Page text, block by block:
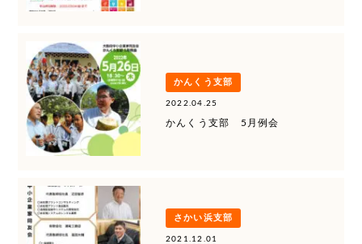
かんくう支部
2022.04.25
かんくう支部 5月例会
さかい浜支部
2021.12.01